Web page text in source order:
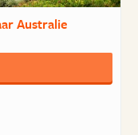
Australie